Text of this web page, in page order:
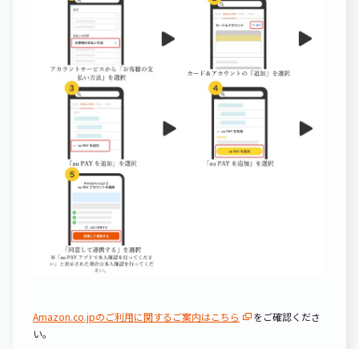
Amazon.co.jpのご利用に関するご案内はこちら
をご確認くださ
い。